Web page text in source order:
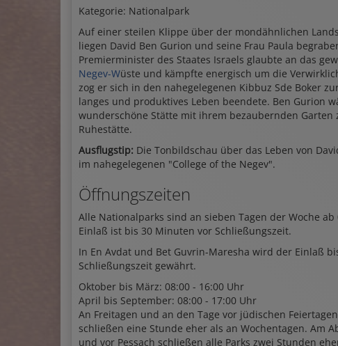
Kategorie: Nationalpark
Auf einer steilen Klippe über der mondähnlichen
liegen David Ben Gurion und seine Frau Paula
Premierminister des Staates Israels glaubte an das
Negev-Wüste und kämpfte energisch um die
zog er sich in den nahegelegenen Kibbuz Sde Boker
langes und produktives Leben beendete. Ben Gurion
wunderschöne Stätte mit ihrem bezaubernden Garten
Ruhestätte.
Ausflugstip: Die Tonbildschau über das Leben von
im nahegelegenen "College of the Negev".
Öffnungszeiten
Alle Nationalparks sind an sieben Tagen der Woche ab
Einlaß ist bis 30 Minuten vor Schließungszeit.
In En Avdat und Bet Guvrin-Maresha wird der Einlaß
Schließungszeit gewährt.
Oktober bis März: 08:00 - 16:00 Uhr
April bis September: 08:00 - 17:00 Uhr
An Freitagen und an den Tage vor jüdischen
schließen eine Stunde eher als an Wochentagen. Am
und vor Pessach schließen alle Parks zwei Stunden